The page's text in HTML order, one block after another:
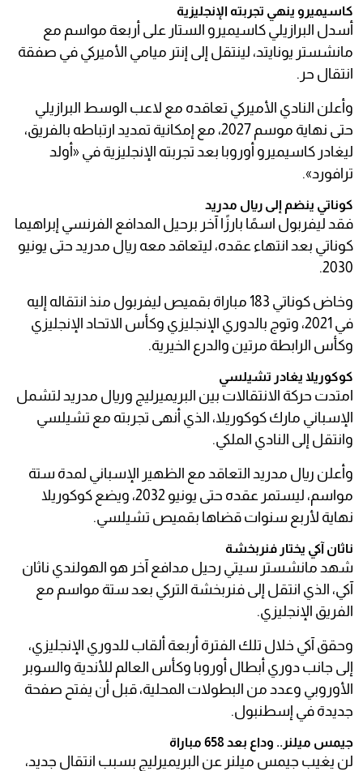
كاسيميرو ينهي تجربته الإنجليزية
أسدل البرازيلي كاسيميرو الستار على أربعة مواسم مع
مانشستر يونايتد، لينتقل إلى إنتر ميامي الأميركي في صفقة
انتقال حر.
وأعلن النادي الأميركي تعاقده مع لاعب الوسط البرازيلي
حتى نهاية موسم 2027، مع إمكانية تمديد ارتباطه بالفريق،
ليغادر كاسيميرو أوروبا بعد تجربته الإنجليزية في «أولد
ترافورد».
كوناتي ينضم إلى ريال مدريد
فقد ليفربول اسمًا بارزًا آخر برحيل المدافع الفرنسي إبراهيما
كوناتي بعد انتهاء عقده، ليتعاقد معه ريال مدريد حتى يونيو
2030.
وخاض كوناتي 183 مباراة بقميص ليفربول منذ انتقاله إليه
في 2021، وتوج بالدوري الإنجليزي وكأس الاتحاد الإنجليزي
وكأس الرابطة مرتين والدرع الخيرية.
كوكوريلا يغادر تشيلسي
امتدت حركة الانتقالات بين البريميرليج وريال مدريد لتشمل
الإسباني مارك كوكوريلا، الذي أنهى تجربته مع تشيلسي
وانتقل إلى النادي الملكي.
وأعلن ريال مدريد التعاقد مع الظهير الإسباني لمدة ستة
مواسم، ليستمر عقده حتى يونيو 2032، ويضع كوكوريلا
نهاية لأربع سنوات قضاها بقميص تشيلسي.
ناثان آكي يختار فنربخشة
شهد مانشستر سيتي رحيل مدافع آخر هو الهولندي ناثان
آكي، الذي انتقل إلى فنربخشة التركي بعد ستة مواسم مع
الفريق الإنجليزي.
وحقق آكي خلال تلك الفترة أربعة ألقاب للدوري الإنجليزي،
إلى جانب دوري أبطال أوروبا وكأس العالم للأندية والسوبر
الأوروبي وعدد من البطولات المحلية، قبل أن يفتح صفحة
جديدة في إسطنبول.
جيمس ميلنر.. وداع بعد 658 مباراة
لن يغيب جيمس ميلنر عن البريميرليج بسبب انتقال جديد،